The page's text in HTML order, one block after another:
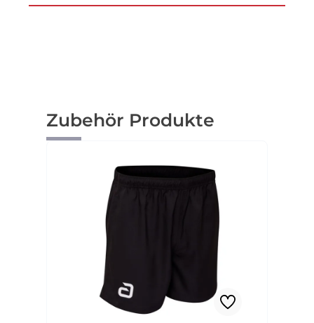
Produktgalerie überspringen
Zubehör Produkte